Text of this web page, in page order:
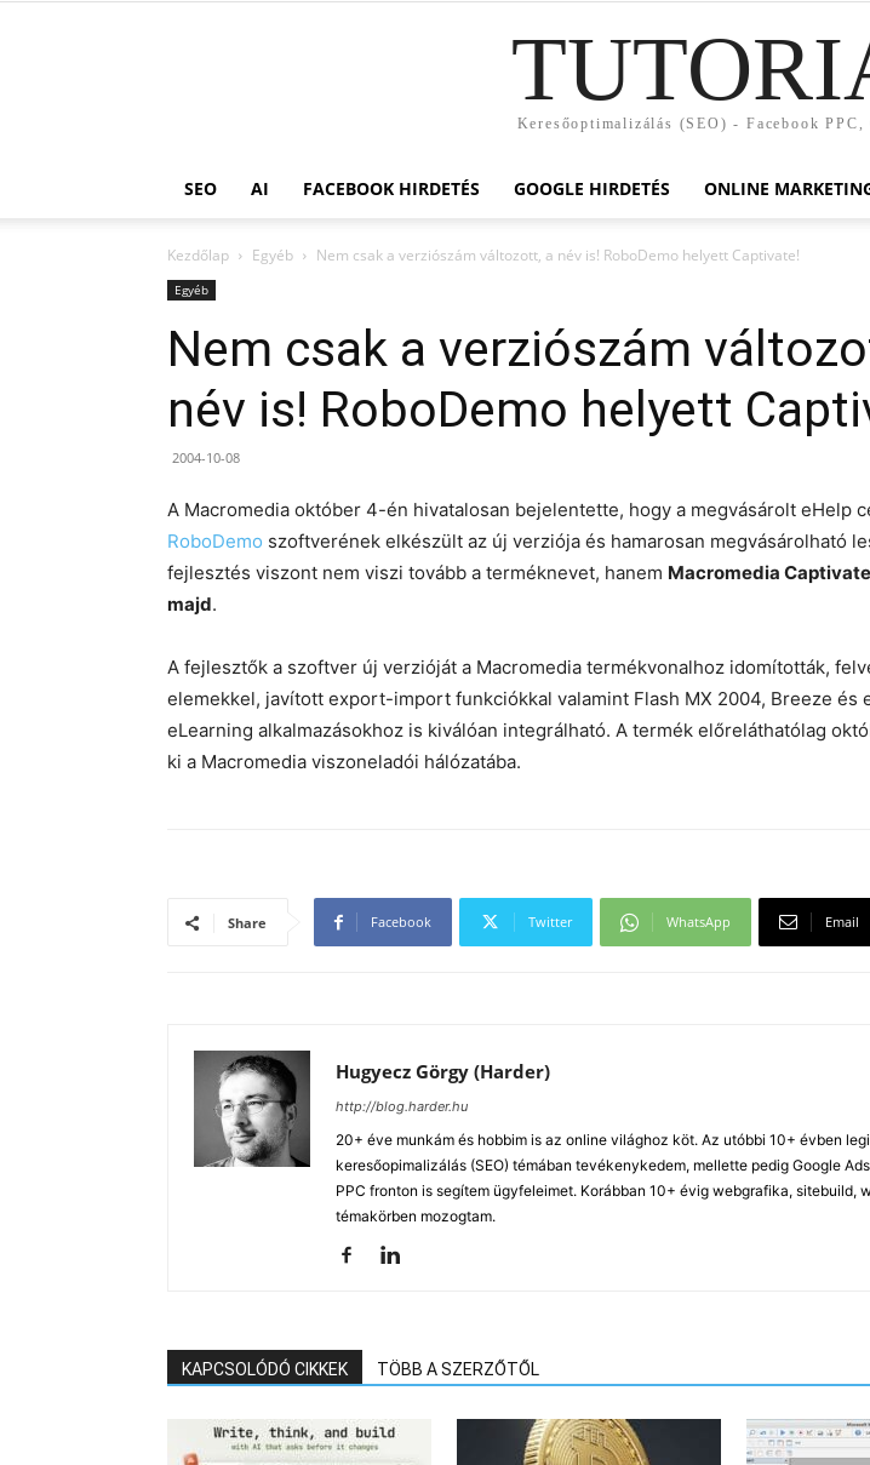
Keresőoptimalizálás (SEO) - Facebook
SEO AI FACEBOOK HIRDETÉS GOOGLE HIRDETÉS ONLINE
Kezdőlap Egyéb Nem csak a verziószám változott, a név is! RoboDemo helyett Captivate!
Egyéb
Nem csak a verziószám
név is! RoboDemo helyett
2004-10-08
A Macromedia október 4-én hivatalosan bejelentette, hogy a megvásárolt eHelp
RoboDemo szoftverének elkészült az új verziója és hamarosan megvásárolható
fejlesztés viszont nem viszi tovább a terméknevet, hanem Macromedia
majd.
A fejlesztők a szoftver új verzióját a Macromedia termékvonalhoz idomították,
elemekkel, javított export-import funkciókkal valamint Flash MX 2004, Breeze és
eLearning alkalmazásokhoz is kiválóan integrálható. A termék előreláthatólag
ki a Macromedia viszoneladói hálózatába.
Share Facebook Twitter WhatsApp Email
Hugyecz Görgy (Harder)
http://blog.harder.hu
20+ éve munkám és hobbim is az online világhoz köt. Az utóbbi 10+ évben
keresőopimalizálás (SEO) témában tevékenykedem, mellette pedig Google
PPC fronton is segítem ügyfeleimet. Korábban 10+ évig webgrafika, sitebuild,
témakörben mozogtam.
KAPCSOLÓDÓ CIKKEK TÖBB A SZERZŐTŐL